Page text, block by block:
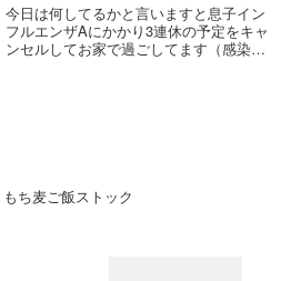
今日は何してるかと言いますと息子イン
フルエンザAにかかり3連休の予定をキャ
ンセルしてお家で過ごしてます（感染に
もち麦ご飯ストック